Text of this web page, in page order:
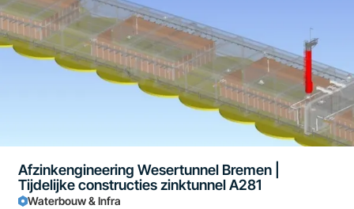
Afzinkengineering Wesertunnel Bremen |
Tijdelijke constructies zinktunnel A281
Waterbouw & Infra